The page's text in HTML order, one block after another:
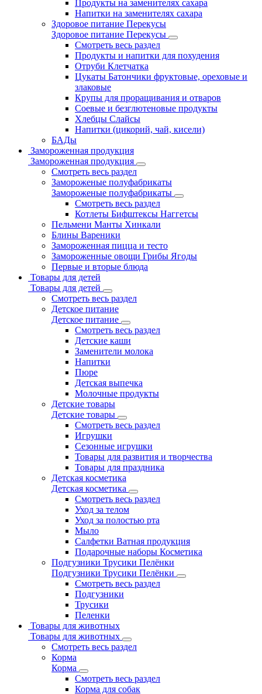
Продукты на заменителях сахара
Напитки на заменителях сахара
Здоровое питание Перекусы
Здоровое питание Перекусы
Смотреть весь раздел
Продукты и напитки для похудения
Отруби Клетчатка
Цукаты Батончики фруктовые, ореховые и
злаковые
Крупы для проращивания и отваров
Соевые и безглютеновые продукты
Хлебцы Слайсы
Напитки (цикорий, чай, кисели)
БАДы
Замороженная продукция
Замороженная продукция
Смотреть весь раздел
Замороженые полуфабрикаты
Замороженые полуфабрикаты
Смотреть весь раздел
Котлеты Бифштексы Наггетсы
Пельмени Манты Хинкали
Блины Вареники
Замороженная пицца и тесто
Замороженные овощи Грибы Ягоды
Первые и вторые блюда
Товары для детей
Товары для детей
Смотреть весь раздел
Детское питание
Детское питание
Смотреть весь раздел
Детские каши
Заменители молока
Напитки
Пюре
Детская выпечка
Молочные продукты
Детские товары
Детские товары
Смотреть весь раздел
Игрушки
Сезонные игрушки
Товары для развития и творчества
Товары для праздника
Детская косметика
Детская косметика
Смотреть весь раздел
Уход за телом
Уход за полостью рта
Мыло
Салфетки Ватная продукция
Подарочные наборы Косметика
Подгузники Трусики Пелёнки
Подгузники Трусики Пелёнки
Смотреть весь раздел
Подгузники
Трусики
Пеленки
Товары для животных
Товары для животных
Смотреть весь раздел
Корма
Корма
Смотреть весь раздел
Корма для собак